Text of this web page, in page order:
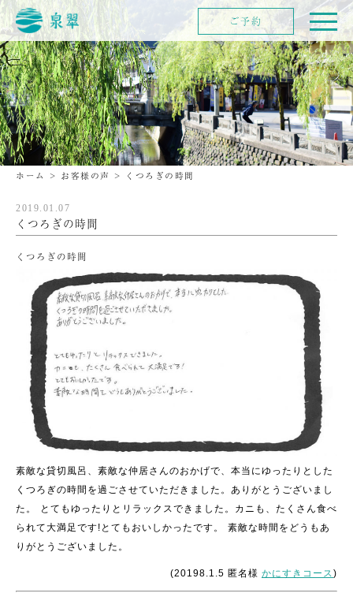
ホーム > お客様の声 > くつろぎの時間
2019.01.07
くつろぎの時間
くつろぎの時間
素敵な貸切風呂、素敵な仲居さんのおかげで、本当にゆったりとした
くつろぎの時間を過ごさせていただきました。ありがとうございまし
た。
とてもゆったりとリラックスできました。カニも、たくさん食べ
られて大満足です!とてもおいしかったです。
素敵な時間をどうもあ
りがとうございました。
(20198.1.5 匿名様 かにすきコース )
ご予約